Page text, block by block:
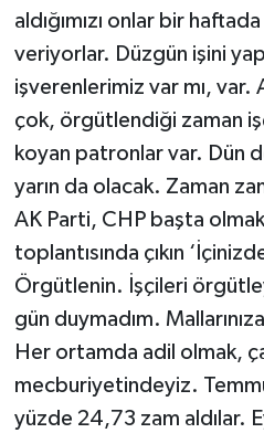
aldığımızı onlar bir
veriyorlar. Düzgün işini
işverenlerimiz var mı, var.
çok, örgütlendiği zaman
koyan patronlar var. Dün
yarın da olacak. Zaman
AK Parti, CHP başta
toplantısında çıkın
Örgütlenin. İşçileri
gün duymadım.
Her ortamda adil olmak,
mecburiyetindeyiz.
yüzde 24,73 zam aldılar.